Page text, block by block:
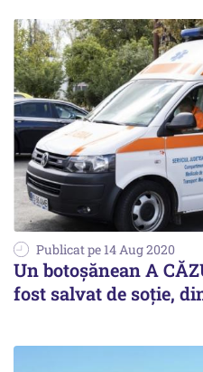
Publicat pe 14 Aug 2020
Un botoșănean A
fost salvat de soție,